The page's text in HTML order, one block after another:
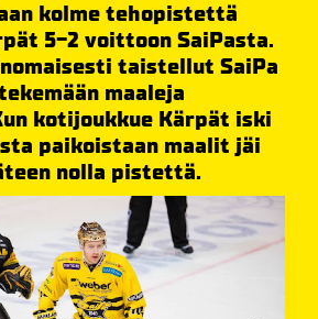
kolme tehopistettä
5-2 voittoon SaiPasta.
taistellut SaiPa
maaleja
kotijoukkue Kärpät iski
paikoistaan maalit jäi
nolla pistettä.